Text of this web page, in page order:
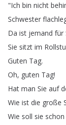
"Ich bin nicht
Schwester
Da ist jemand für
Sie sitzt im
Guten Tag.
Oh, guten Tag!
Hat man Sie auf
Wie ist die große
Wie soll sie schon